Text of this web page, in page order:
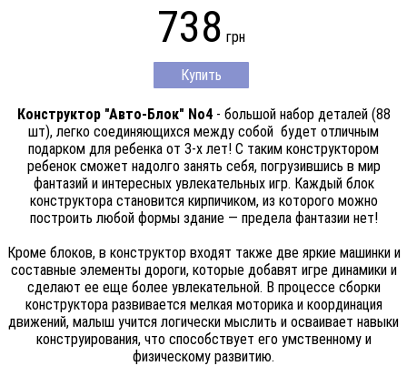
738 грн
Купить
Конструктор "Авто-Блок" No4- большой набор деталей (88
шт), легко соединяющихся между собой будет отличным
подарком для ребенка от 3-х лет! С таким конструктором
ребенок сможет надолго занять себя, погрузившись в мир
фантазий и интересных увлекательных игр. Каждый блок
конструктора становится кирпичиком, из которого можно
построить любой формы здание — предела фантазии нет!
Кроме блоков, в конструктор входят также две яркие машинки и
составные элементы дороги, которые добавят игре динамики и
сделают ее еще более увлекательной. В процессе сборки
конструктора развивается мелкая моторика и координация
движений, малыш учится логически мыслить и осваивает навыки
конструирования, что способствует его умственному и
физическому развитию.